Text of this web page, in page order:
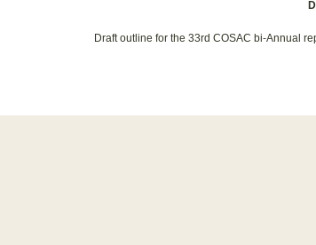
Draft outline for the 33rd COSAC bi-Annual